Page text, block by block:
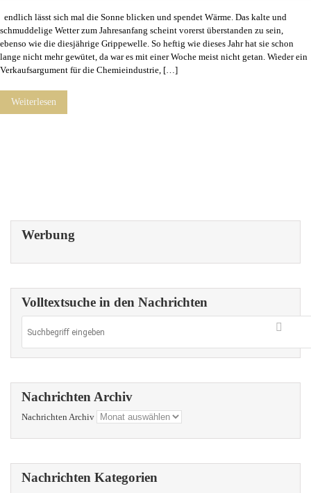
endlich lässt sich mal die Sonne blicken und spendet Wärme. Das kalte und
schmuddelige Wetter zum Jahresanfang scheint vorerst überstanden zu sein,
ebenso wie die diesjährige Grippewelle. So heftig wie dieses Jahr hat sie schon
lange nicht mehr gewütet, da war es mit einer Woche meist nicht getan. Wieder ein
Verkaufsargument für die Chemieindustrie, […]
Weiterlesen
Werbung
Volltextsuche in den Nachrichten
Nachrichten Archiv
Nachrichten Archiv
Nachrichten Kategorien